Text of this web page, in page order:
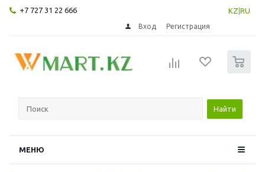
+7 727 31 22 666 KZ RU
Вход Регистрация
Найти
МЕНЮ